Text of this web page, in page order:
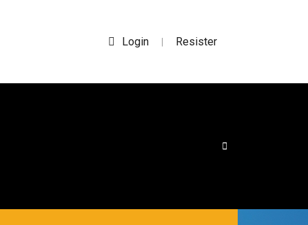
Login | Resister